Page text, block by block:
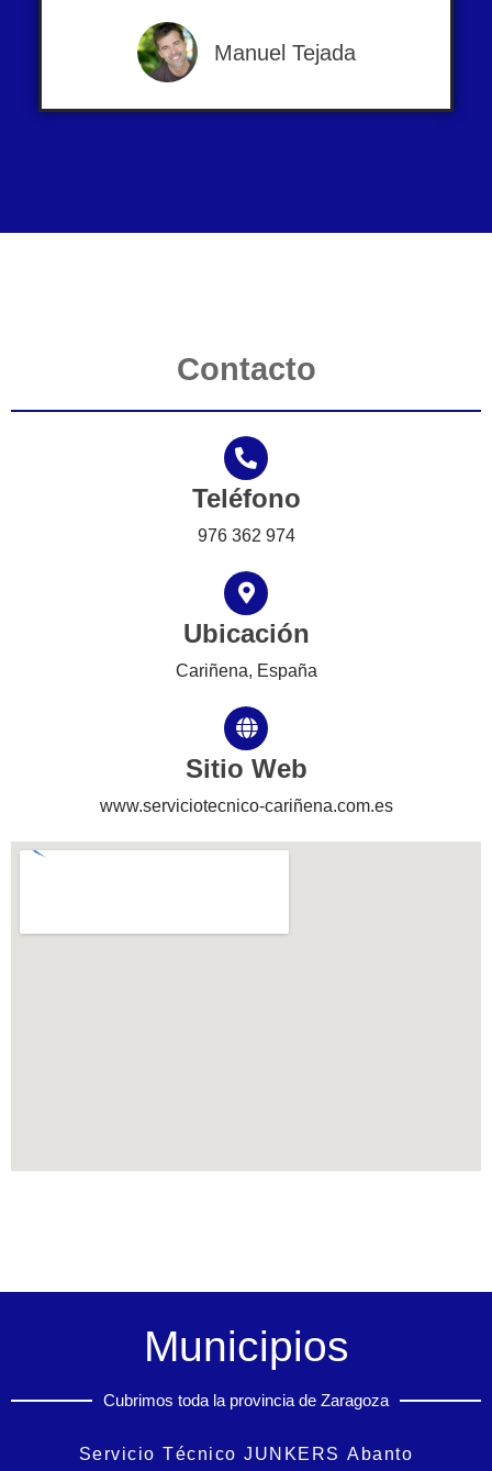
Manuel Tejada
Contacto
Teléfono
976 362 974
Ubicación
Cariñena, España
Sitio Web
www.serviciotecnico-cariñena.com.es
Municipios
Cubrimos toda la provincia de Zaragoza
Servicio Técnico JUNKERS Abanto